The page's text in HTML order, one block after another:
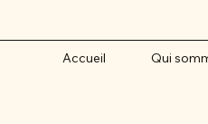
Accueil Qui